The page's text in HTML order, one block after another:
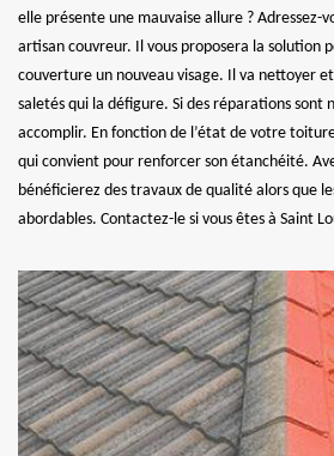
elle présente une mauvaise allure ? Adressez-
artisan couvreur. Il vous proposera la solution
couverture un nouveau visage. Il va nettoyer
saletés qui la défigure. Si des réparations sont
accomplir. En fonction de l’état de votre
qui convient pour renforcer son étanchéité.
bénéficierez des travaux de qualité alors que
abordables. Contactez-le si vous êtes à Saint